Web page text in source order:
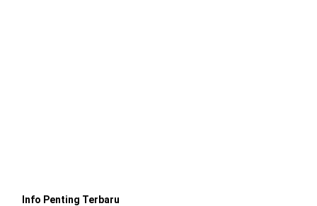
Info Penting Terbaru